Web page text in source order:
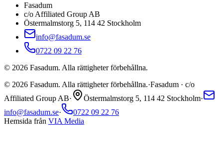
Fasadum
c/o Affiliated Group AB
Östermalmstorg 5, 114 42 Stockholm
info@fasadum.se
0722 09 22 76
© 2026 Fasadum. Alla rättigheter förbehållna.
© 2026 Fasadum. Alla rättigheter förbehållna.·Fasadum · c/o
Affiliated Group AB· Östermalmstorg 5, 114 42 Stockholm·
info@fasadum.se·
0722 09 22 76
Hemsida från VIA Media